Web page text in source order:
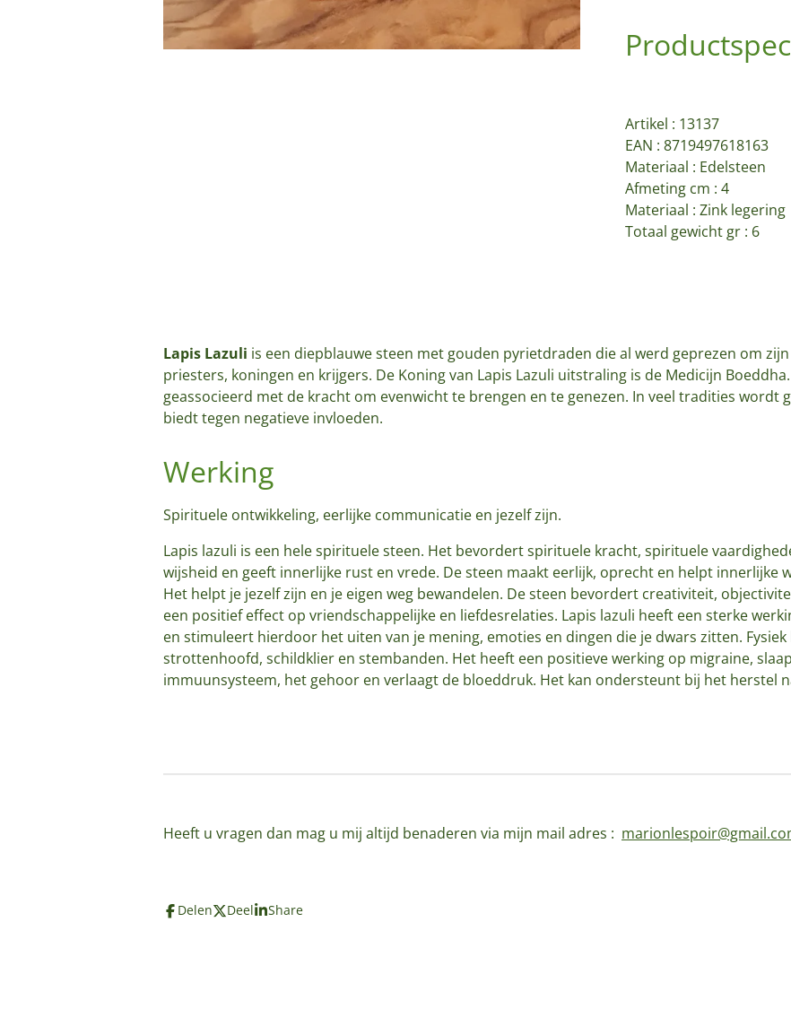
Artikel : 13137
EAN : 8719497618163
Materiaal : Edelsteen
Afmeting cm : 4
Materiaal : Zink legering
Totaal gewicht gr : 6
Lapis Lazuli is een diepblauwe steen met gouden pyrietdraden die al werd geprezen om
priesters, koningen en krijgers. De Koning van Lapis Lazuli uitstraling is de Medicijn
geassocieerd met de kracht om evenwicht te brengen en te genezen. In veel tradities wordt
biedt tegen negatieve invloeden.
Werking
Spirituele ontwikkeling, eerlijke communicatie en jezelf zijn.
Lapis lazuli is een hele spirituele steen. Het bevordert spirituele kracht, spirituele
wijsheid en geeft innerlijke rust en vrede. De steen maakt eerlijk, oprecht en helpt innerlijke
Het helpt je jezelf zijn en je eigen weg bewandelen. De steen bevordert creativiteit,
een positief effect op vriendschappelijke en liefdesrelaties. Lapis lazuli heeft een sterke
en stimuleert hierdoor het uiten van je mening, emoties en dingen die je dwars zitten.
strottenhoofd, schildklier en stembanden. Het heeft een positieve werking op migraine,
immuunsysteem, het gehoor en verlaagt de bloeddruk. Het kan ondersteunt bij het herstel
Heeft u vragen dan mag u mij altijd benaderen via mijn mail adres :
Delen Deel Share